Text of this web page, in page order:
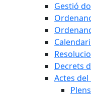
Gestió
Decrets
Actes